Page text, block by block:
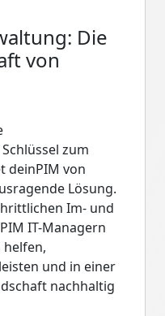
Die
von
zum
deinPIM von
Lösung.
Im- und
IT-Managern
und in einer
nachhaltig